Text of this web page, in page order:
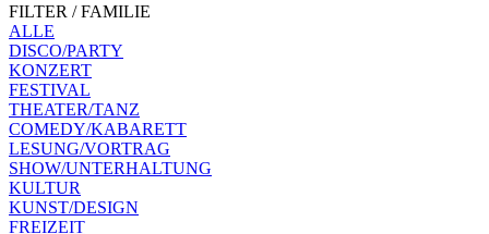
FILTER / FAMILIE
ALLE
DISCO/PARTY
KONZERT
FESTIVAL
THEATER/TANZ
COMEDY/KABARETT
LESUNG/VORTRAG
SHOW/UNTERHALTUNG
KULTUR
KUNST/DESIGN
FREIZEIT